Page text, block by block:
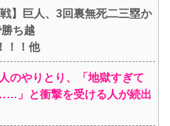
】巨人、3回裏無死二三塁か
ち越
！！他
のやりとり、「地獄すぎて
」と衝撃を受ける人が続出